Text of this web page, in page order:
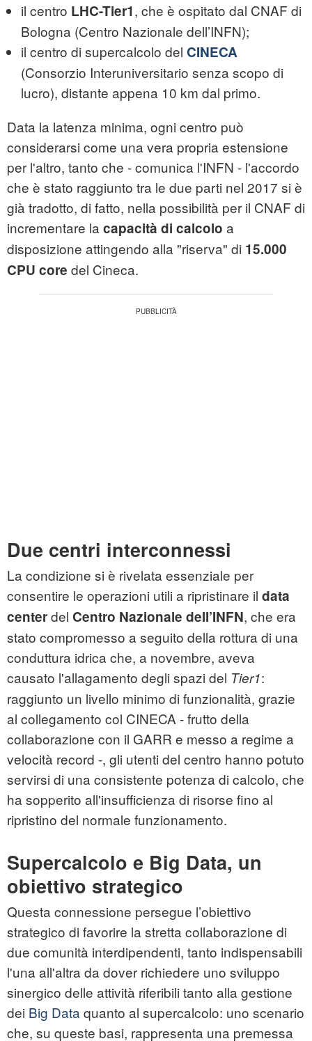
il centro LHC-Tier1, che è ospitato dal CNAF di
Bologna (Centro Nazionale dell’INFN);
il centro di supercalcolo del CINECA
(Consorzio Interuniversitario senza scopo di
lucro), distante appena 10 km dal primo.
Data la latenza minima, ogni centro può
considerarsi come una vera propria estensione
per l'altro, tanto che - comunica l'INFN - l'accordo
che è stato raggiunto tra le due parti nel 2017 si è
già tradotto, di fatto, nella possibilità per il CNAF di
incrementare la capacità di calcolo a
disposizione attingendo alla "riserva" di 15.000
CPU core del Cineca.
Due centri interconnessi
La condizione si è rivelata essenziale per
consentire le operazioni utili a ripristinare il data
centerdel Centro Nazionale dell’INFN, che era
stato compromesso a seguito della rottura di una
conduttura idrica che, a novembre, aveva
causato l'allagamento degli spazi del Tier1:
raggiunto un livello minimo di funzionalità, grazie
al collegamento col CINECA - frutto della
collaborazione con il GARR e messo a regime a
velocità record -, gli utenti del centro hanno potuto
servirsi di una consistente potenza di calcolo, che
ha sopperito all'insufficienza di risorse fino al
ripristino del normale funzionamento.
Supercalcolo e Big Data, un
obiettivo strategico
Questa connessione persegue l’obiettivo
strategico di favorire la stretta collaborazione di
due comunità interdipendenti, tanto indispensabili
l'una all'altra da dover richiedere uno sviluppo
sinergico delle attività riferibili tanto alla gestione
dei Big Data quanto al supercalcolo: uno scenario
che, su queste basi, rappresenta una premessa